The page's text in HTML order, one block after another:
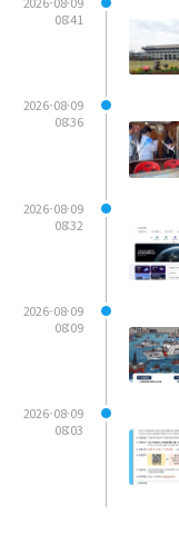
08:41
2026-08-09
08:36
2026-08-09
08:32
2026-08-09
08:09
2026-08-09
08:03